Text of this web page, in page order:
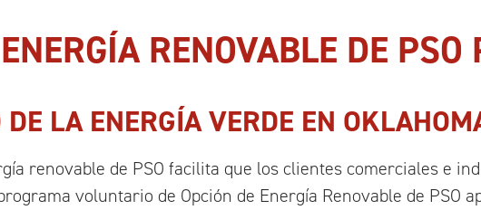
RENOVABLE DE PSO
LA ENERGÍA VERDE EN
renovable de PSO facilita que los clientes comerciales e
voluntario de Opción de Energía Renovable de PSO